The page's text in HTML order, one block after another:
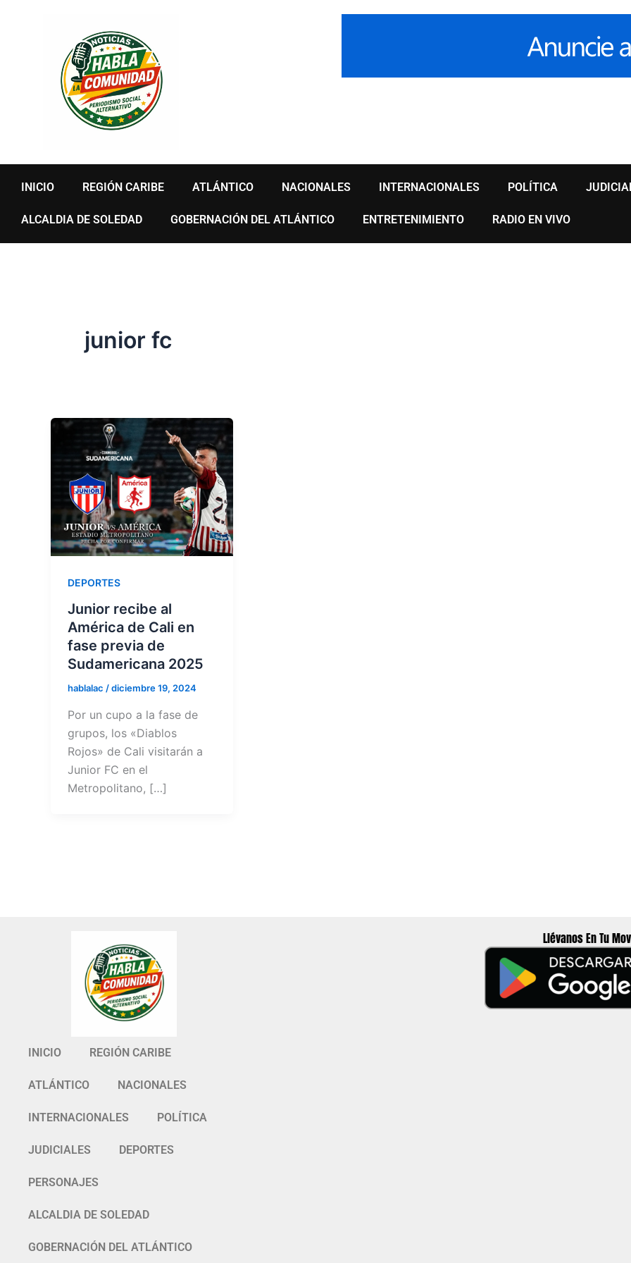
INICIO REGIÓN CARIBE ATLÁNTICO NACIONALES INTERNACIONALES POLÍTICA
ALCALDIA DE SOLEDAD GOBERNACIÓN DEL ATLÁNTICO ENTRETENIMIENTO RADIO EN VIVO
junior fc
DEPORTES
Junior recibe al
América de Cali en
fase previa de
Sudamericana 2025
hablalac /diciembre 19, 2024
Por un cupo a la fase de
grupos, los «Diablos
Rojos» de Cali visitarán a
Junior FC en el
Metropolitano, […]
INICIO REGIÓN CARIBE
ATLÁNTICO NACIONALES
INTERNACIONALES POLÍTICA
JUDICIALES DEPORTES
PERSONAJES
ALCALDIA DE SOLEDAD
GOBERNACIÓN DEL ATLÁNTICO
Llévanos En Tu